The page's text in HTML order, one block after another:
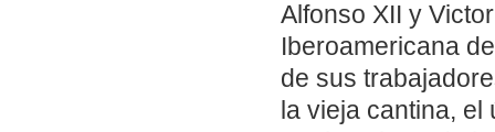
Alfonso XII y
Iberoamericana
de sus
la vieja cantina,